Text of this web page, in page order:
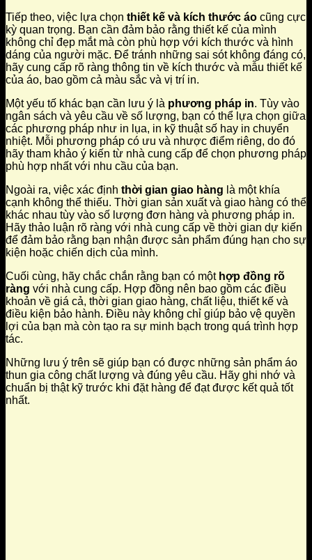
Tiếp theo, việc lựa chọn thiết kế và kích thước áo cũng cực
kỳ quan trọng. Bạn cần đảm bảo rằng thiết kế của mình
không chỉ đẹp mắt mà còn phù hợp với kích thước và hình
dáng của người mặc. Để tránh những sai sót không đáng có,
hãy cung cấp rõ ràng thông tin về kích thước và mẫu thiết kế
của áo, bao gồm cả màu sắc và vị trí in.
Một yếu tố khác bạn cần lưu ý là phương pháp in. Tùy vào
ngân sách và yêu cầu về số lượng, bạn có thể lựa chọn giữa
các phương pháp như in lụa, in kỹ thuật số hay in chuyển
nhiệt. Mỗi phương pháp có ưu và nhược điểm riêng, do đó
hãy tham khảo ý kiến từ nhà cung cấp để chọn phương pháp
phù hợp nhất với nhu cầu của bạn.
Ngoài ra, việc xác định thời gian giao hàng là một khía
cạnh không thể thiếu. Thời gian sản xuất và giao hàng có thể
khác nhau tùy vào số lượng đơn hàng và phương pháp in.
Hãy thảo luận rõ ràng với nhà cung cấp về thời gian dự kiến
để đảm bảo rằng bạn nhận được sản phẩm đúng hạn cho sự
kiện hoặc chiến dịch của mình.
Cuối cùng, hãy chắc chắn rằng bạn có một hợp đồng rõ
ràng với nhà cung cấp. Hợp đồng nên bao gồm các điều
khoản về giá cả, thời gian giao hàng, chất liệu, thiết kế và
điều kiện bảo hành. Điều này không chỉ giúp bảo vệ quyền
lợi của bạn mà còn tạo ra sự minh bạch trong quá trình hợp
tác.
Những lưu ý trên sẽ giúp bạn có được những sản phẩm áo
thun gia công chất lượng và đúng yêu cầu. Hãy ghi nhớ và
chuẩn bị thật kỹ trước khi đặt hàng để đạt được kết quả tốt
nhất.